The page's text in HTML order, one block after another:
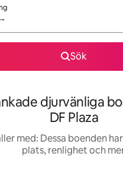
Sök
djurvänliga
DF Plaza
med: Dessa boenden
plats, renlighet och